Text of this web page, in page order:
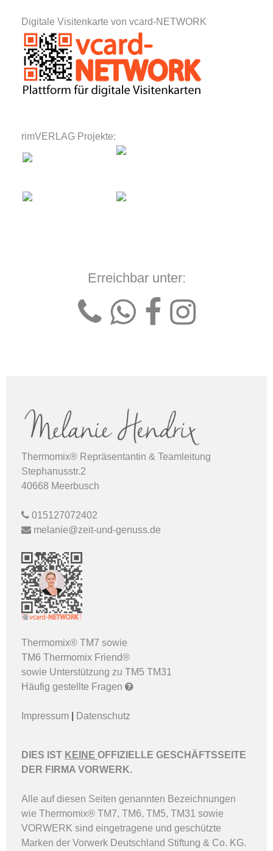
Digitale Visitenkarte von vcard-NETWORK
rimVERLAG Projekte:
Erreichbar unter:
Thermomix® Repräsentantin & Teamleitung
Stephanusstr.2
40668 Meerbusch
015127072402
melanie@zeit-und-genuss.de
Thermomix® TM7sowie
TM6 Thermomix Friend®
sowie Unterstützung zuTM5 TM31
Häufig gestellte Fragen
Impressum Datenschutz
DIES IST KEINEOFFIZIELLE GESCHÄFTSSEITE
DER FIRMA VORWERK.
Alle auf diesen Seiten genannten Bezeichnungen
wie Thermomix® TM7, TM6, TM5, TM31 sowie
VORWERK sind eingetragene und geschützte
Marken der Vorwerk Deutschland Stiftung & Co. KG.